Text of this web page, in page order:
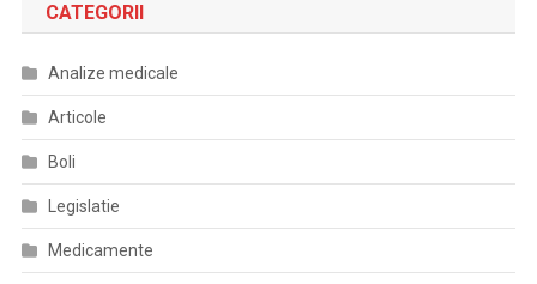
CATEGORII
Analize medicale
Articole
Boli
Legislatie
Medicamente